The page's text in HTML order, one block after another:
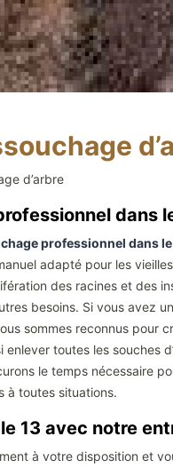
d’arbre
dans
professionnel dans le
adapté pour les
des racines et des
besoins. Si vous avez
sommes reconnus pour
toutes les
le temps nécessaire
à toutes situations.
13 avec notre
à votre disposition et